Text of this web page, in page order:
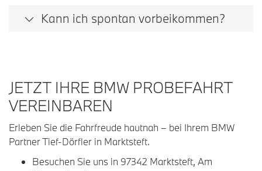
Kann ich spontan vorbeikommen?
JETZT IHRE BMW PROBEFAHRT
VEREINBAREN
Erleben Sie die Fahrfreude hautnah – bei Ihrem BMW
Partner Tief-Dörfler in Marktsteft.
Besuchen Sie uns in 97342 Marktsteft, Am